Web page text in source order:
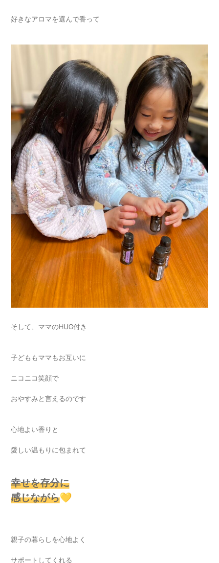
好きなアロマを選んで香って
そして、ママのHUG付き
子どももママもお互いに
ニコニコ笑顔で
おやすみと言えるのです
心地よい香りと
愛しい温もりに包まれて
幸せを存分に
感じながら💛
親子の暮らしを心地よく
サポートしてくれる